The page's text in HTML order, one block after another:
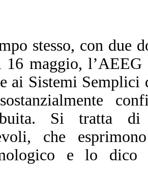
stesso, con due
maggio, l’AEEG
ai Sistemi Semplici
Si tratta di
che
e lo dico